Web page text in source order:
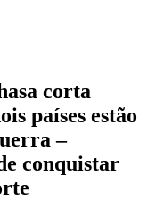
corta
países estão
–
conquistar